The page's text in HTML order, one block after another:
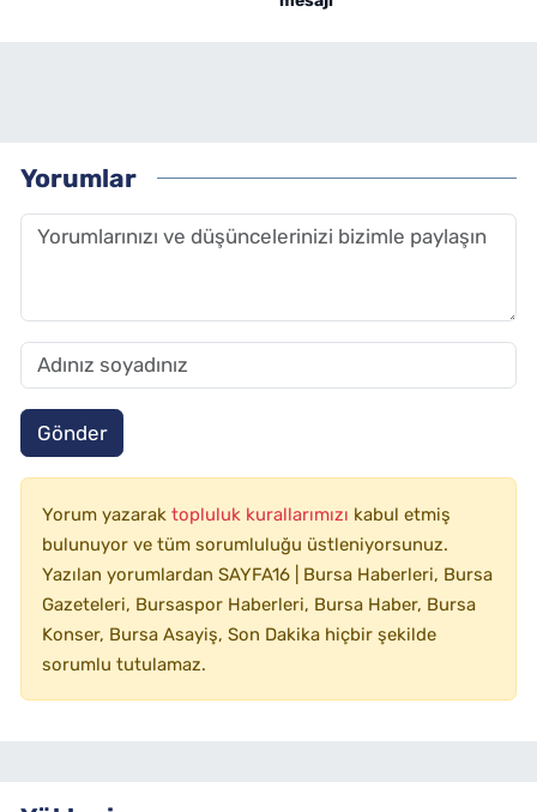
Yorumlar
Gönder
Yorum yazarak topluluk kurallarımızı kabul etmiş
bulunuyor ve tüm sorumluluğu üstleniyorsunuz.
Yazılan yorumlardan SAYFA16 | Bursa Haberleri, Bursa
Gazeteleri, Bursaspor Haberleri, Bursa Haber, Bursa
Konser, Bursa Asayiş, Son Dakika hiçbir şekilde
sorumlu tutulamaz.